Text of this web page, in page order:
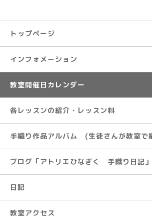
トップページ
インフォメーション
教室開催日カレンダー
各レッスンの紹介・レッスン料
手織り作品アルバム (生徒さんが教室で
ブログ「アトリエひなぎく 手織り日記」
日記
教室アクセス